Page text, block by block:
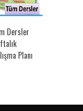
Dersler
Planı